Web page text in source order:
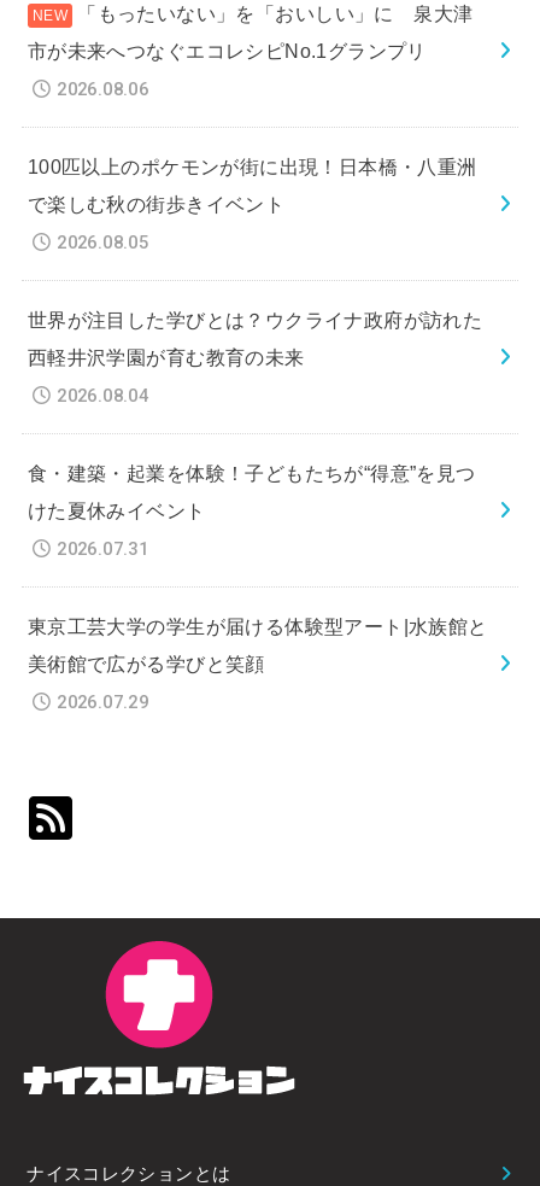
「もったいない」を「おいしい」に 泉大津
市が未来へつなぐエコレシピNo.1グランプリ
2026.08.06
100匹以上のポケモンが街に出現！日本橋・八重洲
で楽しむ秋の街歩きイベント
2026.08.05
世界が注目した学びとは？ウクライナ政府が訪れた
西軽井沢学園が育む教育の未来
2026.08.04
食・建築・起業を体験！子どもたちが“得意”を見つ
けた夏休みイベント
2026.07.31
東京工芸大学の学生が届ける体験型アート|水族館と
美術館で広がる学びと笑顔
2026.07.29
ナイスコレクションとは